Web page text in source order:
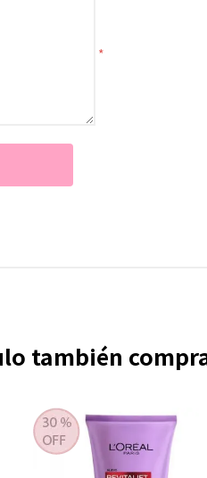
*
también